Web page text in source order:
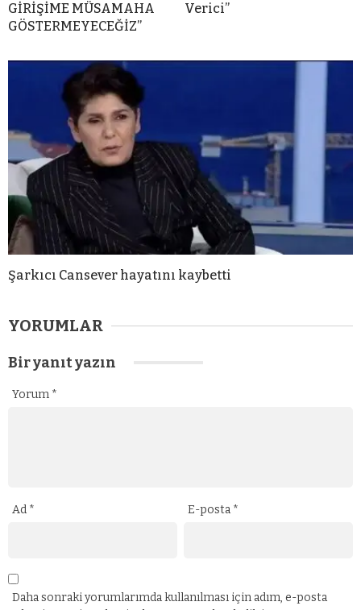
GİRİŞİME MÜSAMAHA
GÖSTERMEYECEĞİZ”
Verici”
Şarkıcı Cansever hayatını kaybetti
YORUMLAR
Bir yanıt yazın
Yorum *
Ad * E-posta *
Daha sonraki yorumlarımda kullanılması için adım, e-posta